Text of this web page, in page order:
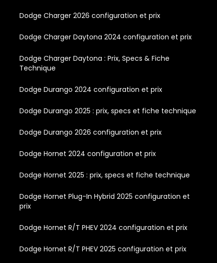
Dodge Charger 2026 configuration et prix
Dodge Charger Daytona 2024 configuration et prix
Dodge Charger Daytona : Prix, Specs & Fiche
Technique
Dodge Durango 2024 configuration et prix
Dodge Durango 2025 : prix, specs et fiche technique
Dodge Durango 2026 configuration et prix
Dodge Hornet 2024 configuration et prix
Dodge Hornet 2025 : prix, specs et fiche technique
Dodge Hornet Plug-In Hybrid 2025 configuration et
prix
Dodge Hornet R/T PHEV 2024 configuration et prix
Dodge Hornet R/T PHEV 2025 configuration et prix